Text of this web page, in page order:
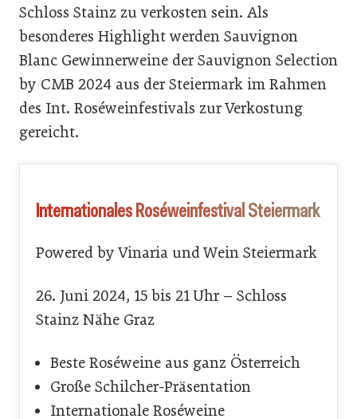
Schloss Stainz zu verkosten sein. Als
besonderes Highlight werden Sauvignon
Blanc Gewinnerweine der Sauvignon Selection
by CMB 2024 aus der Steiermark im Rahmen
des Int. Roséweinfestivals zur Verkostung
gereicht.
Internationales Roséweinfestival Steiermark
Powered by Vinaria und Wein Steiermark
26. Juni 2024, 15 bis 21 Uhr – Schloss
Stainz Nähe Graz
Beste Roséweine aus ganz Österreich
Große Schilcher-Präsentation
Internationale Roséweine